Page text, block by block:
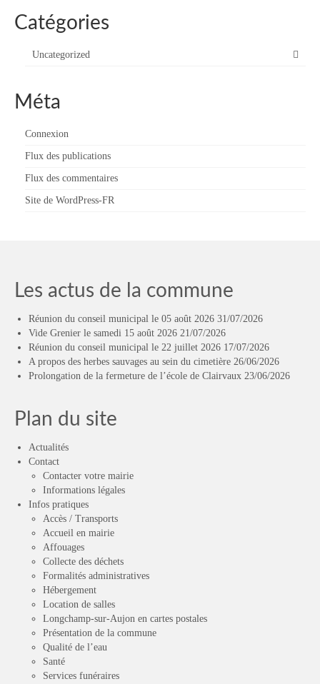
Catégories
Uncategorized
Méta
Connexion
Flux des publications
Flux des commentaires
Site de WordPress-FR
Les actus de la commune
Réunion du conseil municipal le 05 août 2026 31/07/2026
Vide Grenier le samedi 15 août 2026 21/07/2026
Réunion du conseil municipal le 22 juillet 2026 17/07/2026
A propos des herbes sauvages au sein du cimetière 26/06/2026
Prolongation de la fermeture de l’école de Clairvaux 23/06/2026
Plan du site
Actualités
Contact
Contacter votre mairie
Informations légales
Infos pratiques
Accès / Transports
Accueil en mairie
Affouages
Collecte des déchets
Formalités administratives
Hébergement
Location de salles
Longchamp-sur-Aujon en cartes postales
Présentation de la commune
Qualité de l’eau
Santé
Services funéraires